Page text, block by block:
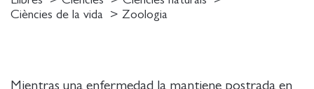
Mientras una enfermedad la mantiene postrada en
Ciències de la vida
Zoologia